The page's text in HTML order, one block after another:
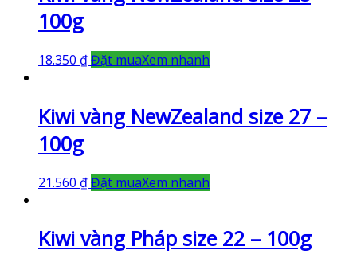
100g
18.350 ₫Đặt muaXem nhanh
Kiwi vàng NewZealand size 27 –
100g
21.560 ₫Đặt muaXem nhanh
Kiwi vàng Pháp size 22 – 100g